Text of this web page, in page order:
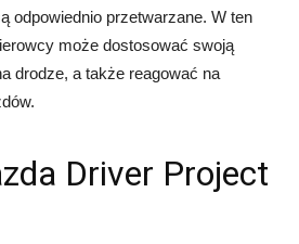
odpowiednio przetwarzane. W ten
może dostosować swoją
drodze, a także reagować na
Driver Project